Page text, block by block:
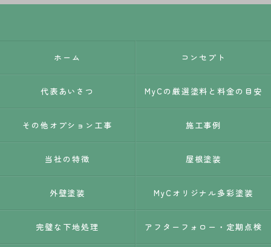
ホーム コンセプト
代表あいさつ MyCの厳選塗料と料金の目安
その他オプション工事 施工事例
当社の特徴 屋根塗装
外壁塗装 MyCオリジナル多彩塗装
完璧な下地処理 アフターフォロー・定期点検